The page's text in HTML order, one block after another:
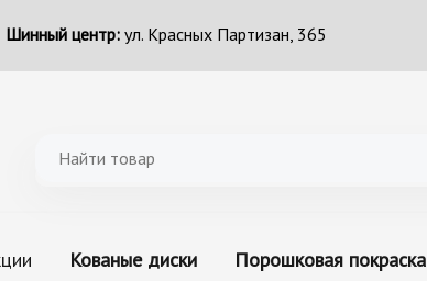
Шинный центр:ул. Красных Партизан, 365
Кованые диски Порошковая покраска